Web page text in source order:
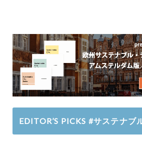
EDITOR’S PICKS #サステナブ